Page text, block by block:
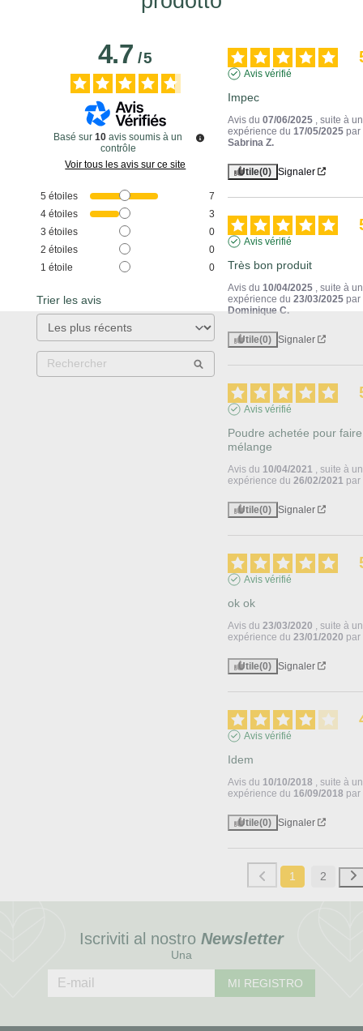
4.7/5
Basé sur10 avis soumis à un
contrôle
Voir tous les avis sur ce site
5 étoiles
7
4 étoiles
3
3 étoiles
0
2 étoiles
0
1 étoile 0
Trier les avis
Avis vérifié
Impec
Avis du07/06/2025
, suite à
expérience du 17/05/2025 par
Sabrina Z.
Utile(0) Signaler
Avis vérifié
Très bon produit
Avis du 10/04/2025
, suite à
expérience du23/03/2025 par
Dominique C.
Utile(0) Signaler
Avis vérifié
Poudre achetée pour
mélange
Avis du 10/04/2021
, suite à
expérience du26/02/2021 par
Utile(0) Signaler
Avis vérifié
ok ok
Avis du23/03/2020
, suite à
expérience du23/01/2020 par
Utile(0) Signaler
Avis vérifié
Idem
Avis du 10/10/2018
, suite à
expérience du 16/09/2018 par
Utile(0) Signaler
1 2
Iscriviti al nostro Newsletter
Una
MI REGISTRO